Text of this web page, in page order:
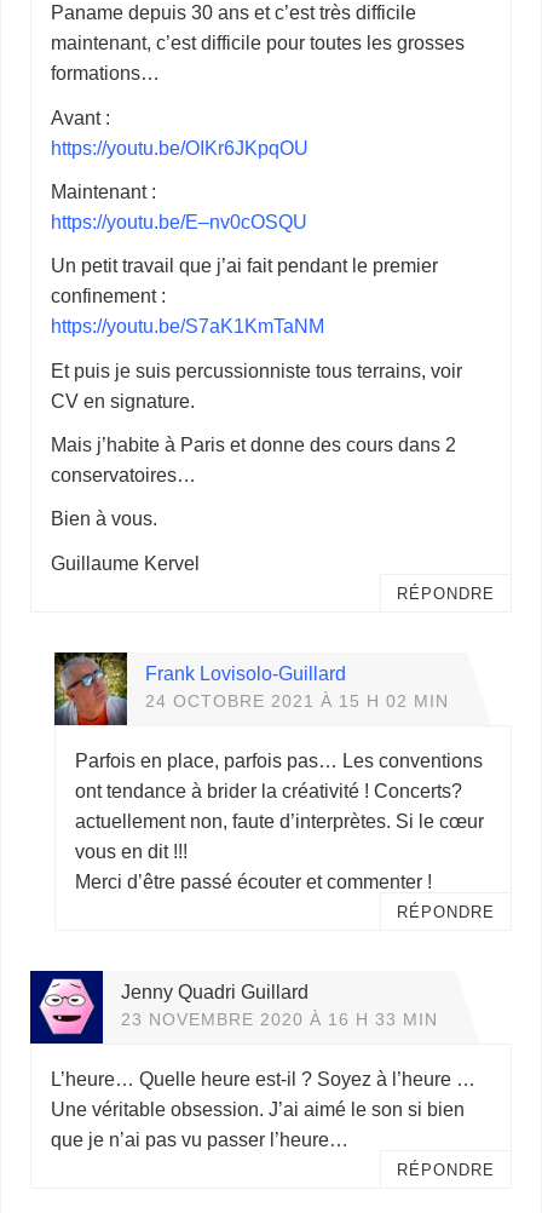
Paname depuis 30 ans et c’est très difficile
maintenant, c’est difficile pour toutes les grosses
formations…
Avant :
https://youtu.be/OIKr6JKpqOU
Maintenant :
https://youtu.be/E–nv0cOSQU
Un petit travail que j’ai fait pendant le premier
confinement :
https://youtu.be/S7aK1KmTaNM
Et puis je suis percussionniste tous terrains, voir
CV en signature.
Mais j’habite à Paris et donne des cours dans 2
conservatoires…
Bien à vous.
Guillaume Kervel
RÉPONDRE
Frank Lovisolo-Guillard
24 OCTOBRE 2021 À 15 H 02 MIN
Parfois en place, parfois pas… Les conventions
ont tendance à brider la créativité ! Concerts?
actuellement non, faute d’interprètes. Si le cœur
vous en dit !!!
Merci d’être passé écouter et commenter !
RÉPONDRE
Jenny Quadri Guillard
23 NOVEMBRE 2020 À 16 H 33 MIN
L’heure… Quelle heure est-il ? Soyez à l’heure …
Une véritable obsession. J’ai aimé le son si bien
que je n’ai pas vu passer l’heure…
RÉPONDRE